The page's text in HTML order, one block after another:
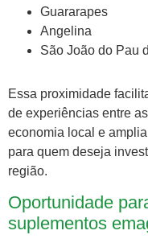
Guararapes
Angelina
São João do Pau
Essa proximidade
de experiências entre
economia local e
para quem deseja
região.
Oportunidade
suplementos